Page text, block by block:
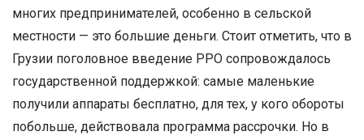
многих предпринимателей, особенно в сельской
местности — это большие деньги. Стоит отметить, что в
Грузии поголовное введение РРО сопровождалось
государственной поддержкой: самые маленькие
получили аппараты бесплатно, для тех, у кого обороты
побольше, действовала программа рассрочки. Но в